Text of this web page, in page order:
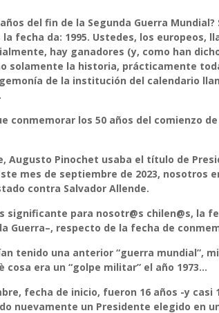
del fin de la Segunda Guerra
fecha da: 1995. Ustedes, los europeos,
hay ganadores (y, como han
solamente la historia, prácticamente
de la institución del calendario
conmemorar los 50 años del comienzo
Augusto Pinochet usaba el título de
mes de septiembre de 2023, nosotros
contra Salvador Allende.
significante para nosotr@s chilen@s, la
Guerra–, respecto de la fecha de
tenido una anterior “guerra mundial”,
era un “golpe militar” el año 1973…
fecha de inicio, fueron 16 años -y casi
nuevamente un Presidente elegido en